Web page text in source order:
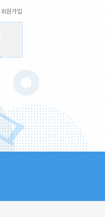
회원가입